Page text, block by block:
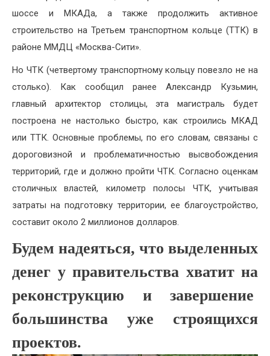
шоссе и МКАДа, а также продолжить активное
строительство на Третьем транспортном кольце (ТТК) в
районе ММДЦ «Москва-Сити».
Но ЧТК (четвертому транспортному кольцу повезло не на
столько). Как сообщил ранее Александр Кузьмин,
главный архитектор столицы, эта магистраль будет
построена не настолько быстро, как строились МКАД
или ТТК. Основные проблемы, по его словам, связаны с
дороговизной и проблематичностью высвобождения
территорий, где и должно пройти ЧТК. Согласно оценкам
столичных властей, километр полосы ЧТК, учитывая
затраты на подготовку территории, ее благоустройство,
составит около 2 миллионов долларов.
Будем надеяться, что выделенных
денег у правительства хватит на
реконструкцию и завершение
большинства уже строящихся
проектов.